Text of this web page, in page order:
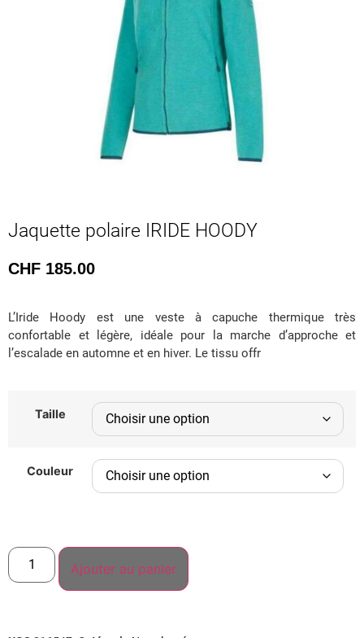
Jaquette polaire IRIDE HOODY
CHF 185.00
L’Iride Hoody est une veste à capuche thermique très
confortable et légère, idéale pour la marche d’approche et
l’escalade en automne et en hiver. Le tissu offr
Taille
Couleur
Ajouter au panier